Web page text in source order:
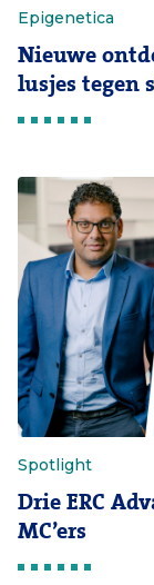
Epigenetica
Nieuwe
lusjes tegen
Spotlight
Drie ERC
MC’ers